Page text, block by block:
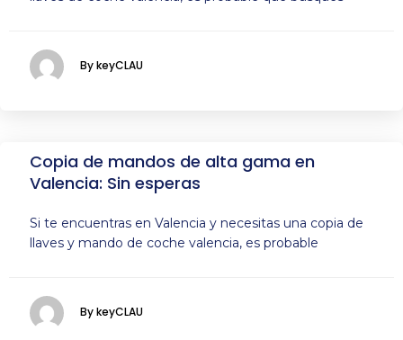
By keyCLAU
Copia de mandos de alta gama en
Valencia: Sin esperas
Si te encuentras en Valencia y necesitas una copia de
llaves y mando de coche valencia, es probable
By keyCLAU